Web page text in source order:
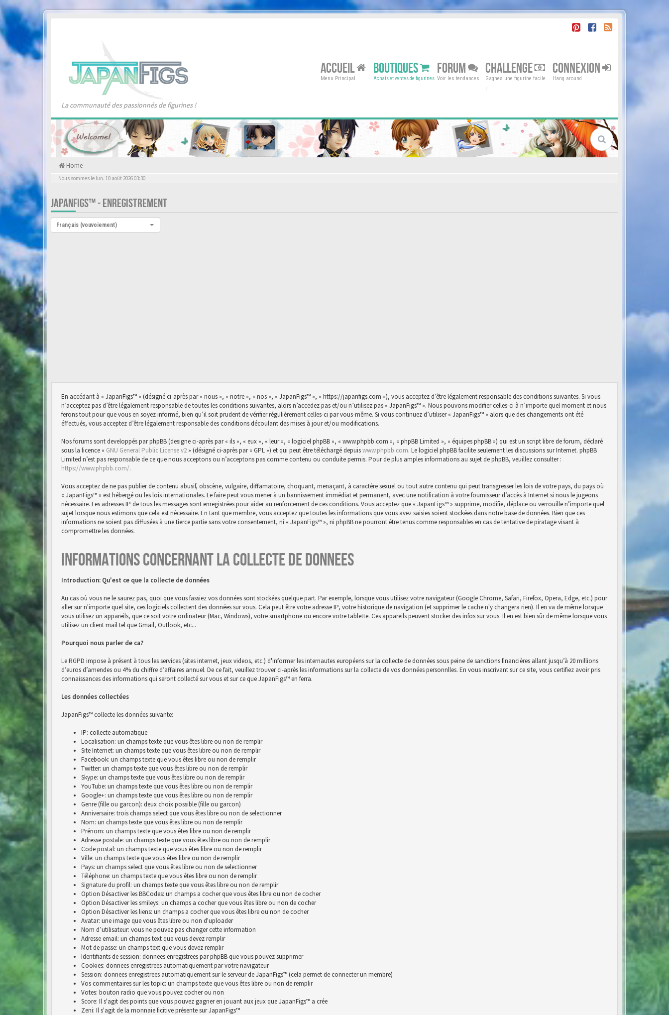
La communauté des passionnés de figurines !
ACCUEIL
Menu Principal
BOUTIQUES
Achats et ventes de figurines
FORUM
Voir les tendances
CHALLENGE
Gagnes une figurine facile
!
CONNEXION
Hang around
Home
Nous sommes le lun. 10 août 2026 03:30
JAPANFIGS™ - ENREGISTREMENT
Langue :
Français (vouvoiement)
En accédant à « JapanFigs™ » (désigné ci-après par « nous », « notre », « nos », « JapanFigs™ », « https://japanfigs.com »), vous acceptez d’être légalement responsable des conditions suivantes. Si vous
n’acceptez pas d’être légalement responsable de toutes les conditions suivantes, alors n’accedez pas et/ou n’utilisez pas « JapanFigs™ ». Nous pouvons modifier celles-ci à n’importe quel moment et nous
ferons tout pour que vous en soyez informé, bien qu’il soit prudent de vérifier régulièrement celles-ci par vous-même. Si vous continuez d’utiliser « JapanFigs™ » alors que des changements ont été
éffectués, vous acceptez d’être légalement responsable des conditions découlant des mises à jour et/ou modifications.
Nos forums sont developpés par phpBB (designe ci-après par « ils », « eux », « leur », « logiciel phpBB », « www.phpbb.com », « phpBB Limited », « équipes phpBB ») qui est un script libre de forum, déclaré
sous la licence « GNU General Public License v2 » (désigné ci-après par « GPL ») et qui peut être téléchargé depuiswww.phpbb.com. Le logiciel phpBB facilite seulement les discussions sur Internet. phpBB
Limited n’est pas responsable de ce que nous acceptons ou n’acceptons pas comme contenu ou conduite permis. Pour de plus amples informations au sujet de phpBB, veuillez consulter :
https://www.phpbb.com/.
Vous acceptez de ne pas publier de contenu abusif, obscène, vulgaire, diffamatoire, choquant, menaçant, à caractère sexuel ou tout autre contenu qui peut transgresser les lois de votre pays, du pays où
« JapanFigs™ » est hébergé ou les lois internationales. Le faire peut vous mener à un bannissement immédiat et permanent, avec une notification à votre fournisseur d’accès à Internet si nous le jugeons
nécessaire. Les adresses IP de tous les messages sont enregistrées pour aider au renforcement de ces conditions. Vous acceptez que « JapanFigs™ » supprime, modifie, déplace ou verrouille n’importe quel
sujet lorsque nous estimons que cela est nécessaire. En tant que membre, vous acceptez que toutes les informations que vous avez saisies soient stockées dans notre base de données. Bien que ces
informations ne soient pas diffusées à une tierce partie sans votre consentement, ni « JapanFigs™ », ni phpBB ne pourront être tenus comme responsables en cas de tentative de piratage visant à
compromettre les données.
Informations concernant la collecte de donnees
Introduction: Qu'est ce que la collecte de données
Au cas où vous ne le saurez pas, quoi que vous fassiez vos données sont stockées quelque part. Par exemple, lorsque vous utilisez votre navigateur (Google Chrome, Safari, Firefox, Opera, Edge, etc.) pour
aller sur n'importe quel site, ces logiciels collectent des données sur vous. Cela peut être votre adresse IP, votre historique de navigation (et supprimer le cache n'y changera rien). Il en va de même lorsque
vous utilisez un appareils, que ce soit votre ordinateur (Mac, Windows), votre smartphone ou encore votre tablette. Ces appareils peuvent stocker des infos sur vous. Il en est bien sûr de même lorsque vous
utilisez un client mail tel que Gmail, Outlook, etc...
Pourquoi nous parler de ca?
Le RGPD impose à présent à tous les services (sites internet, jeux videos, etc.) d'informer les internautes européens sur la collecte de données sous peine de sanctions financières allant jusqu’à 20 millions
d’euros d’amendes ou 4% du chiffre d’affaires annuel. De ce fait, veuillez trouver ci-après les informations sur la collecte de vos données personnlles. En vous inscrivant sur ce site, vous certifiez avoir pris
connaissances des informations qui seront collecté sur vous et sur ce que JapanFigs™ en ferra.
Les données collectées
JapanFigs™ collecte les données suivante:
IP: collecte automatique
Localisation: un champs texte que vous êtes libre ou non de remplir
Site Internet: un champs texte que vous êtes libre ou non de remplir
Facebook: un champs texte que vous êtes libre ou non de remplir
Twitter: un champs texte que vous êtes libre ou non de remplir
Skype: un champs texte que vous êtes libre ou non de remplir
YouTube: un champs texte que vous êtes libre ou non de remplir
Google+: un champs texte que vous êtes libre ou non de remplir
Genre (fille ou garcon): deux choix possible (fille ou garcon)
Anniversaire: trois champs select que vous êtes libre ou non de selectionner
Nom: un champs texte que vous êtes libre ou non de remplir
Prénom: un champs texte que vous êtes libre ou non de remplir
Adresse postale: un champs texte que vous êtes libre ou non de remplir
Code postal: un champs texte que vous êtes libre ou non de remplir
Ville: un champs texte que vous êtes libre ou non de remplir
Pays: un champs select que vous êtes libre ou non de selectionner
Téléphone: un champs texte que vous êtes libre ou non de remplir
Signature du profil: un champs texte que vous êtes libre ou non de remplir
Option Désactiver les BBCodes: un champs a cocher que vous êtes libre ou non de cocher
Option Désactiver les smileys: un champs a cocher que vous êtes libre ou non de cocher
Option Désactiver les liens: un champs a cocher que vous êtes libre ou non de cocher
Avatar: une image que vous êtes libre ou non d'uploader
Nom d’utilisateur: vous ne pouvez pas changer cette information
Adresse email: un champs text que vous devez remplir
Mot de passe: un champs text que vous devez remplir
Identifiants de session: donnees enregistrees par phpBB que vous pouvez supprimer
Cookies: donnees enregistrees automatiquement par votre navigateur
Session: donnees enregistrees automatiquement sur le serveur de JapanFigs™ (cela permet de connecter un membre)
Vos commentaires sur les topic: un champs texte que vous êtes libre ou non de remplir
Votes: bouton radio que vous pouvez cocher ou non
Score: Il s'agit des points que vous pouvez gagner en jouant aux jeux que JapanFigs™ a crée
Zeni: Il s'agit de la monnaie ficitive présente sur JapanFigs™